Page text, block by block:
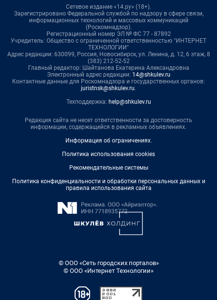
Сетевое издание «14.ру» (18+).
Зарегистрировано Федеральной службой по надзору в сфере связи,
информационных технологий и массовых коммуникаций
(Роскомнадзор).
Регистрационный номер ЭЛ № ФС 77 - 87892
Учредитель: Общество с ограниченной ответственностью "ИНТЕРНЕТ
ТЕХНОЛОГИИ"
Адрес редакции: 630099, Россия, Новосибирск, ул. Ленина, д. 12, 6 этаж, 8
(383) 212-52-52
Главный редактор: Шайтанова Екатерина Александровна
Электронный адрес редакции: 14@shkulev.ru
Контактные данные для Роскомнадзора и государственных органов:
juristnsk@shkulev.ru.
Техподдержка: help@shkulev.ru
Редакция сайта не несет ответственности за достоверность
информации, содержащейся в рекламных объявлениях.
Информация об ограничениях.
Политика использования cookies
Рекомендательные системы
Политика конфиденциальности и обработки персональных данных и
правила использования сайта
© ООО «Сеть городских порталов»
© ООО «Интернет Технологии»